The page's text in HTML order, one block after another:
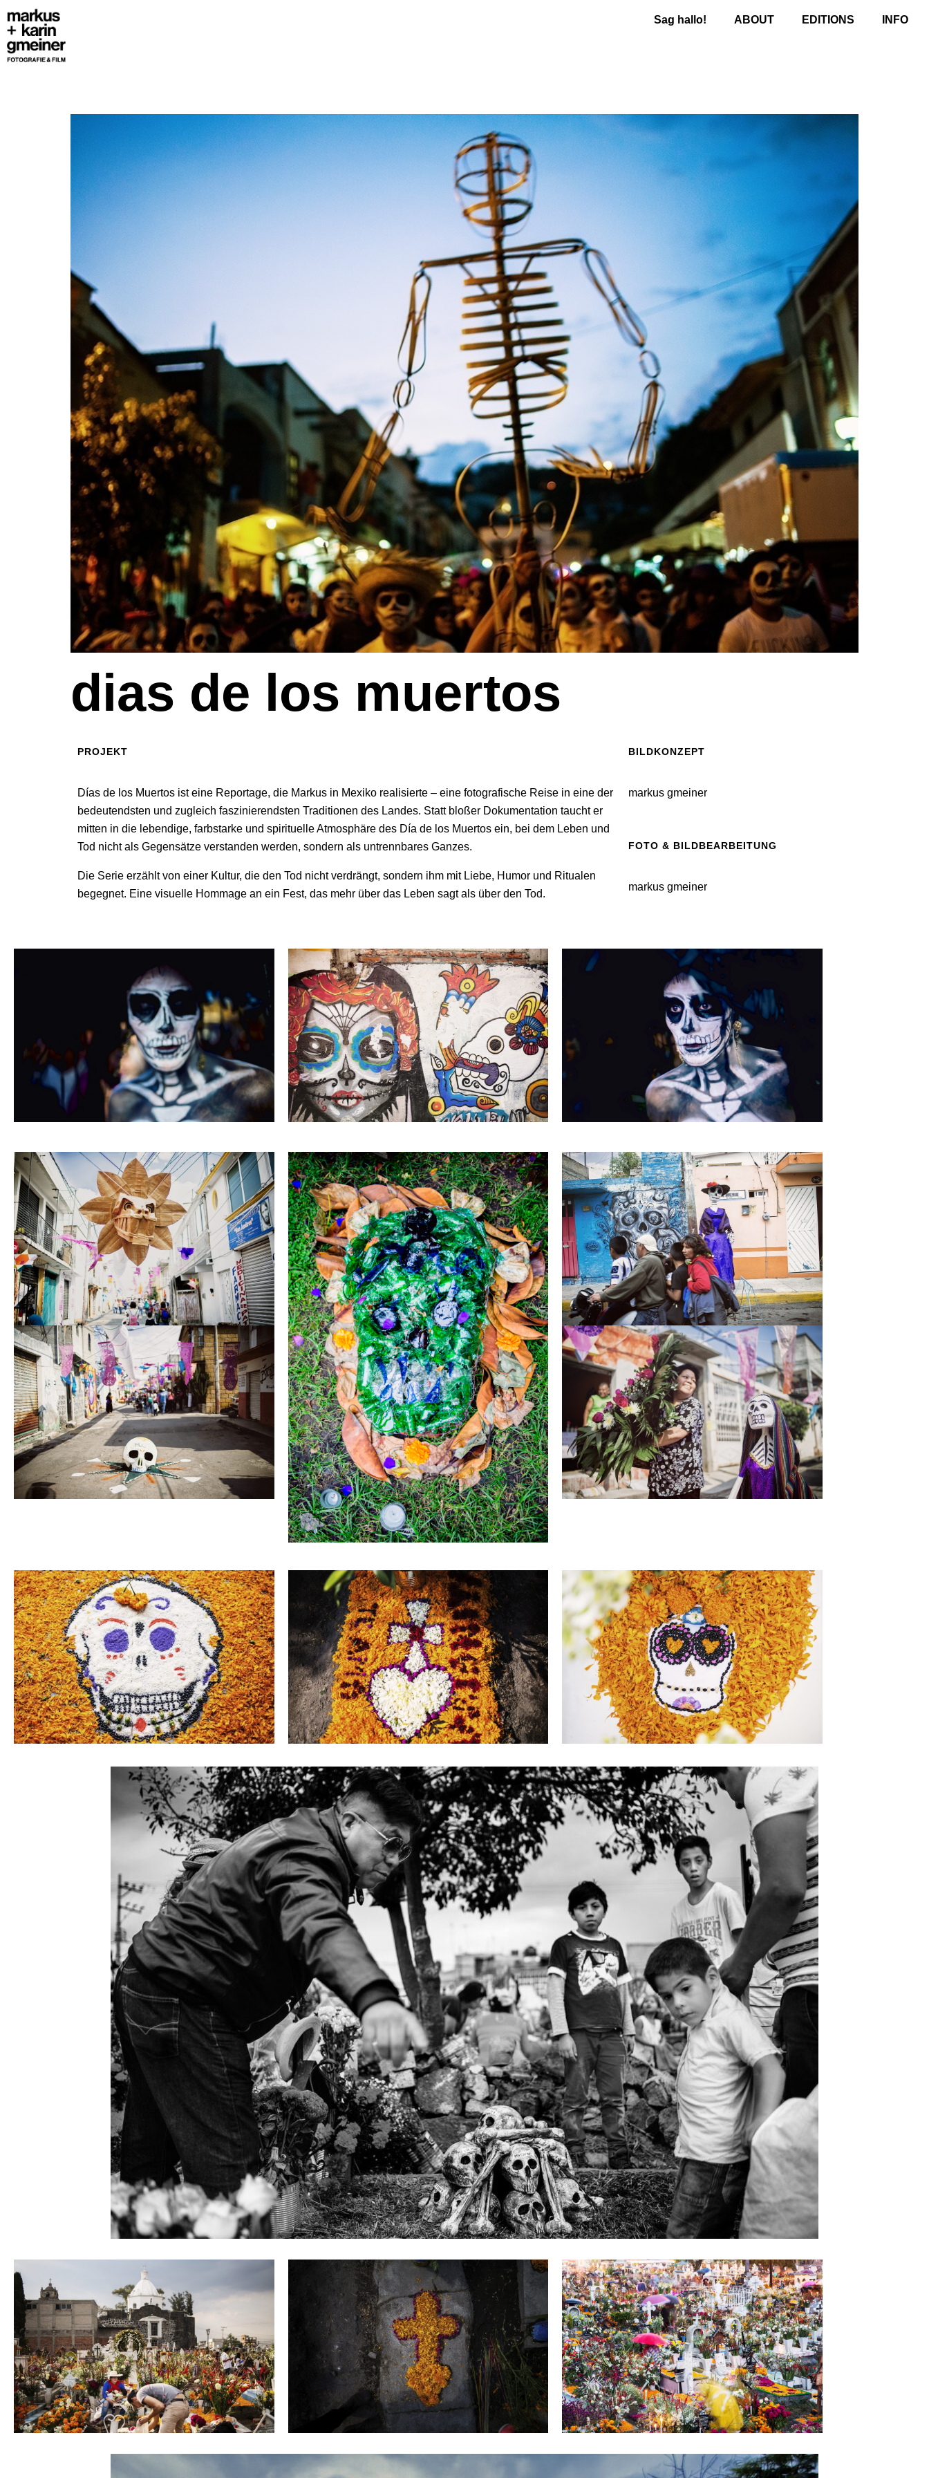
Sag hallo! ABOUT EDITIONS INFO
dias de los muertos
PROJEKT
Días de los Muertos ist eine Reportage, die Markus in Mexiko realisierte – eine fotografische Reise in eine der
bedeutendsten und zugleich faszinierendsten Traditionen des Landes. Statt bloßer Dokumentation taucht er
mitten in die lebendige, farbstarke und spirituelle Atmosphäre des Día de los Muertos ein, bei dem Leben und
Tod nicht als Gegensätze verstanden werden, sondern als untrennbares Ganzes.
Die Serie erzählt von einer Kultur, die den Tod nicht verdrängt, sondern ihm mit Liebe, Humor und Ritualen
begegnet. Eine visuelle Hommage an ein Fest, das mehr über das Leben sagt als über den Tod.
BILDKONZEPT
markus gmeiner
FOTO & BILDBEARBEITUNG
markus gmeiner